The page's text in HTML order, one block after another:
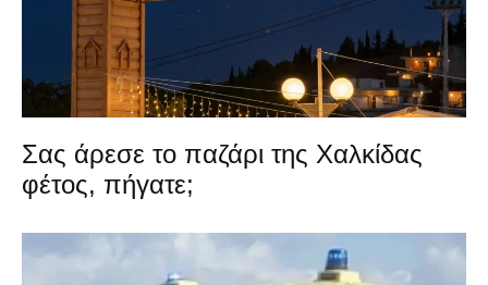
Σας άρεσε το παζάρι της Χαλκίδας
φέτος, πήγατε;